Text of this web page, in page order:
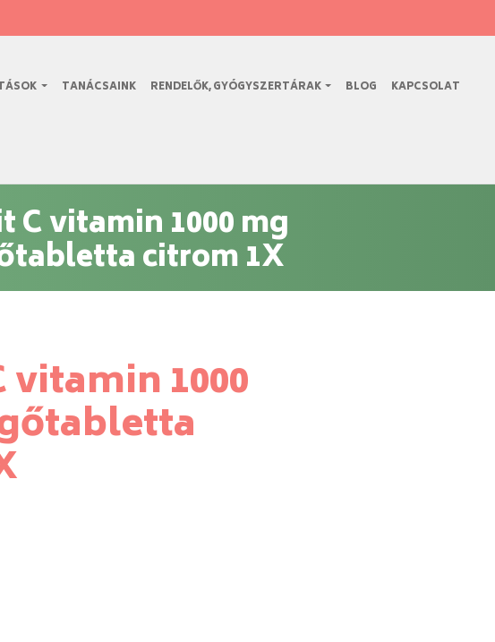
TANÁCSAINK RENDELŐK, GYÓGYSZERTÁRAK BLOG KAPCSOLAT
C vitamin 1000 mg
citrom 1X
vitamin 1000